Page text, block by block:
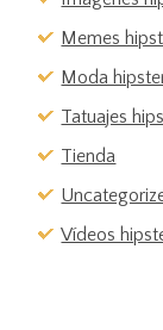
Memes
Moda
Tatuajes
Tienda
Vídeos